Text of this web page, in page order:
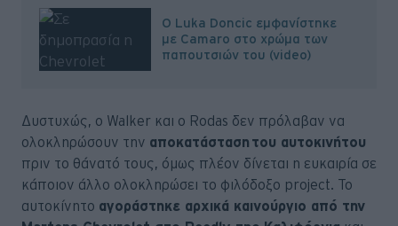
O Luka Doncic εμφανίστηκε
με Camaro στο χρώμα των
παπουτσιών του (video)
Δυστυχώς, ο Walker και ο Rodas δεν πρόλαβαν να
ολοκληρώσουν την αποκατάσταση του αυτοκινήτου
πριν το θάνατό τους, όμως πλέον δίνεται η ευκαιρία σε
κάποιον άλλο ολοκληρώσει το φιλόδοξο project. Το
αυτοκίνητο αγοράστηκε αρχικά καινούργιο από την